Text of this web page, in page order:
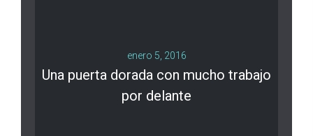
enero 5, 2016
Una puerta dorada con mucho trabajo
por delante